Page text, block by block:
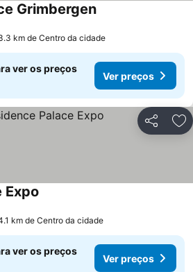
Grimbergen
km de Centro da cidade
ver os preços
Ver preços
Partilhar
Expo
km de Centro da cidade
ver os preços
Ver preços